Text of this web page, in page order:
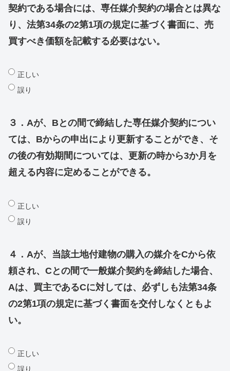
契約である場合には、専任媒介契約の場合とは異な
り、法第34条の2第1項の規定に基づく書面に、売
買すべき価額を記載する必要はない。
正しい
誤り
３．Aが、Bとの間で締結した専任媒介契約につい
ては、Bからの申出により更新することができ、そ
の後の有効期間については、更新の時から3か月を
超える内容に定めることができる。
正しい
誤り
４．Aが、当該土地付建物の購入の媒介をCから依
頼され、Cとの間で一般媒介契約を締結した場合、
Aは、買主であるCに対しては、必ずしも法第34条
の2第1項の規定に基づく書面を交付しなくともよ
い。
正しい
誤り